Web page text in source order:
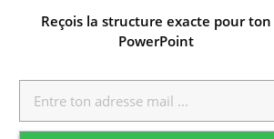
Reçois la structure exacte pour ton
PowerPoint